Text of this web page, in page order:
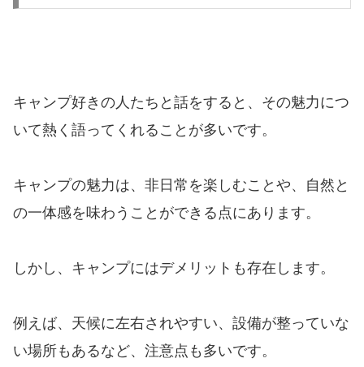
キャンプ好きの人たちと話をすると、その魅力につ
いて熱く語ってくれることが多いです。
キャンプの魅力は、非日常を楽しむことや、自然と
の一体感を味わうことができる点にあります。
しかし、キャンプにはデメリットも存在します。
例えば、天候に左右されやすい、設備が整っていな
い場所もあるなど、注意点も多いです。